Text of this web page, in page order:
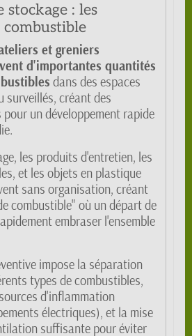
stockage : les
et greniers
d'importantes quantités
dans des espaces
surveillés, créant des
un développement rapide
les produits d'entretien, les
et les objets en plastique
sans organisation, créant
combustible" où un départ de
embraser l'ensemble
impose la séparation
types de combustibles,
d'inflammation
électriques), et la mise
suffisante pour éviter